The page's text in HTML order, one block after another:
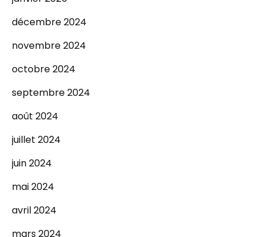
décembre 2024
novembre 2024
octobre 2024
septembre 2024
août 2024
juillet 2024
juin 2024
mai 2024
avril 2024
mars 2024